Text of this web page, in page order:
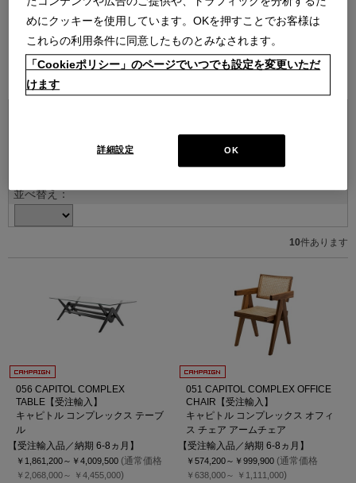
デザイナー紹介を見る
ITEMS
並べ替え：
10件あります
056 CAPITOL COMPLEX
TABLE【受注輸入】
キャピトル コンプレックス テーブ
ル
【受注輸入品／納期 6-8ヵ月】
￥1,861,200～ ￥4,009,500 (通常価格
￥2,068,000～ ￥4,455,000)
051 CAPITOL COMPLEX OFFICE
CHAIR【受注輸入】
キャピトル コンプレックス オフィ
ス チェア アームチェア
【受注輸入品／納期 6-8ヵ月】
￥574,200～ ￥999,900 (通常価格
￥638,000～ ￥1,111,000)
めにクッキーを使用しています。OKを押すことでお客様は
これらの利用条件に同意したものとみなされます。
「Cookieポリシー」のページでいつでも設定を変更いただ
けます
OK
詳細設定